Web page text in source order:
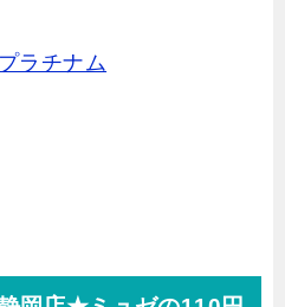
ラチナム